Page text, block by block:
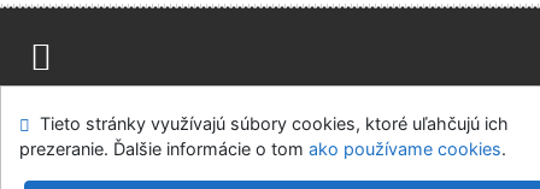
Modul OpenSearch
Napíšte nám Nastavenie cookies
Tieto stránky využívajú súbory cookies, ktoré uľahčujú ich
prezeranie. Ďalšie informácie o tom ako používame cookies.